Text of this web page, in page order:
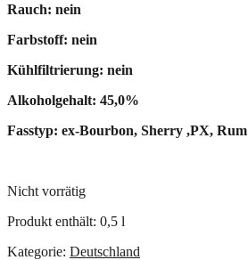
Rauch: nein
Farbstoff: nein
Kühlfiltrierung: nein
Alkoholgehalt: 45,0%
Fasstyp: ex-Bourbon, Sherry ,PX, Rum
Nicht vorrätig
Produkt enthält: 0,5 l
Kategorie: Deutschland